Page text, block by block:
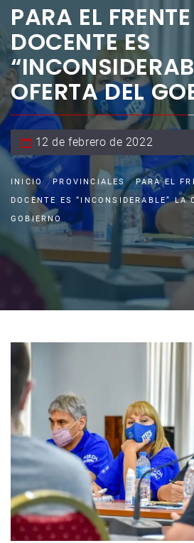
PARA EL
DOCENTE ES
OFERTA DEL
12 de febrero de 2022
INICIO PROVINCIALES
PARA EL
DOCENTE ES “INCONSIDERABLE” LA
GOBIERNO